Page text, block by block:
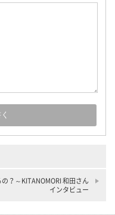
？～KITANOMORI 和田さん
インタビュー